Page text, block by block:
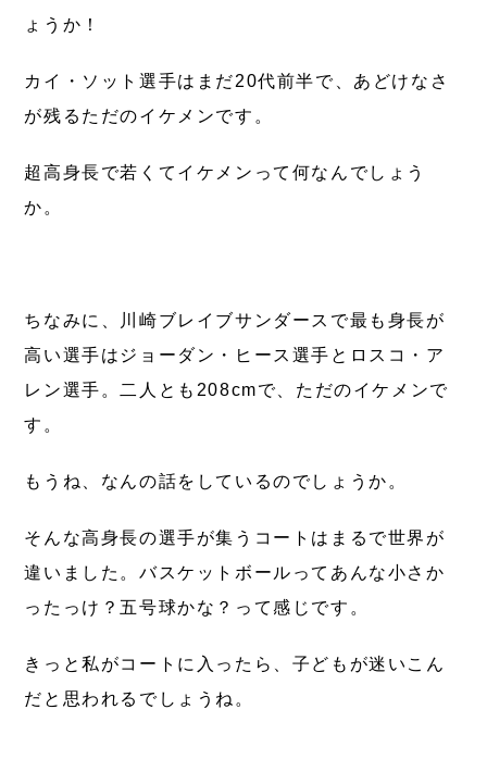
ょうか！
カイ・ソット選手はまだ20代前半で、あどけなさ
が残るただのイケメンです。
超高身長で若くてイケメンって何なんでしょう
か。
ちなみに、川崎ブレイブサンダースで最も身長が
高い選手はジョーダン・ヒース選手とロスコ・ア
レン選手。二人とも208cmで、ただのイケメンで
す。
もうね、なんの話をしているのでしょうか。
そんな高身長の選手が集うコートはまるで世界が
違いました。バスケットボールってあんな小さか
ったっけ？五号球かな？って感じです。
きっと私がコートに入ったら、子どもが迷いこん
だと思われるでしょうね。